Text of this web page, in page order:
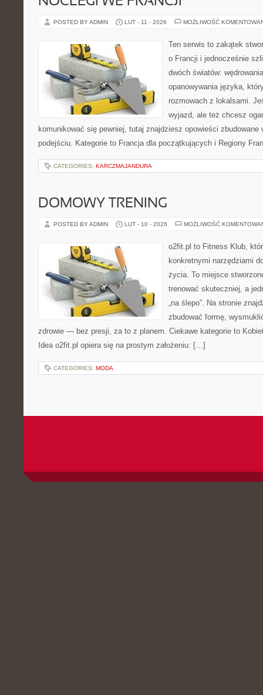
POSTED BY ADMIN LUT - 11 - 2026 MOŻLIWOŚĆ
Ten serwis to zakątek
o Francji i jednocześnie
dwóch światów:
opanowywania języka,
rozmowach z lokalsami.
wyjazd, ale też chcesz
komunikować się pewniej, tutaj znajdziesz opowieści zbudowane
podejściu. Kategorie to Francja dla początkujących i Regiony
CATEGORIES: KARCZMAJANDURA
DOMOWY TRENING
POSTED BY ADMIN LUT - 10 - 2026 MOŻLIWOŚĆ
o2fit.pl to Fitness Klub,
konkretnymi narzędziami
życia. To miejsce
trenować skuteczniej, a
„na ślepo”. Na stronie
zbudować formę,
zdrowie — bez presji, za to z planem. Ciekawe kategorie to
Idea o2fit.pl opiera się na prostym założeniu: […]
CATEGORIES: MODA